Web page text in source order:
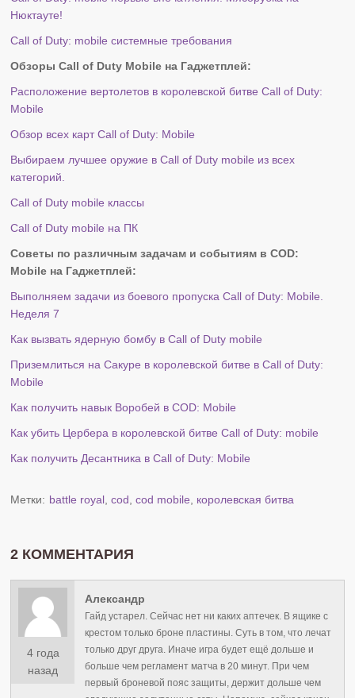
Нюктауте!
Call of Duty: mobile системные требования
Обзоры Call of Duty Mobile на Гаджетплей:
Расположение вертолетов в королевской битве Call of Duty:
Mobile
Обзор всех карт Call of Duty: Mobile
Выбираем лучшее оружие в Call of Duty mobile из всех
категорий.
Call of Duty mobile классы
Call of Duty mobile на ПК
Советы по различным задачам и событиям в COD:
Mobile на Гаджетплей:
Выполняем задачи из боевого пропуска Call of Duty: Mobile.
Неделя 7
Как вызвать ядерную бомбу в Call of Duty mobile
Приземлиться на Сакуре в королевской битве в Call of Duty:
Mobile
Как получить навык Воробей в COD: Mobile
Как убить Цербера в королевской битве Call of Duty: mobile
Как получить Десантника в Call of Duty: Mobile
Метки: battle royal ,cod ,cod mobile королевская битва
2 КОММЕНТАРИЯ
4 года
назад
Александр
Гайд устарел. Сейчас нет ни каких аптечек. В ящике с
крестом только броне пластины. Суть в том, что лечат
только друг друга. Иначе игра будет ещё дольше и
больше чем регламент матча в 20 минут. При чем
первый броневой пояс защиты, держит дольше чем